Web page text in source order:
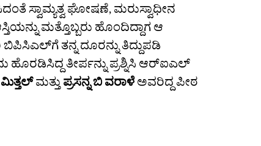
ಸ್ವಾಮ್ಯತ್ವ ಘೋಷಣೆ, ಮರುಸ್ವಾಧೀನ
ಮತ್ತೊಬ್ಬರು ಹೊಂದಿದ್ದಾಗ ಆ
ತನ್ನ ದೂರನ್ನು ತಿದ್ದುಪಡಿ
ತೀರ್ಪನ್ನು ಪ್ರಶ್ನಿಸಿ ಆರ್‌ಐಎಲ್
ಮತ್ತು ಪ್ರಸನ್ನ ಬಿ ವರಾಳೆಅವರಿದ್ದ ಪೀಠ